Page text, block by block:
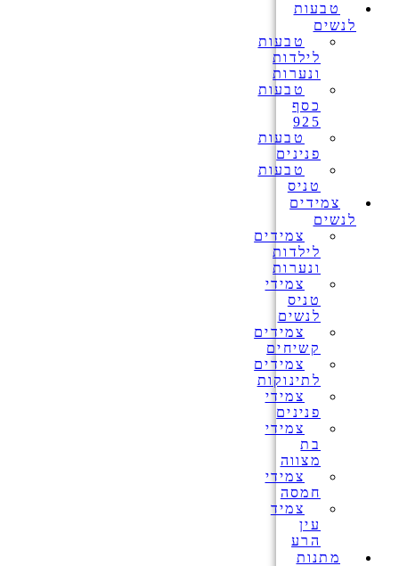
טבעות
לנשים
טבעות
לילדות
ונערות
טבעות
כסף
925
טבעות
פנינים
טבעות
טניס
צמידים
לנשים
צמידים
לילדות
ונערות
צמידי
טניס
לנשים
צמידים
קשיחים
צמידים
לתינוקות
צמידי
פנינים
צמידי
בת
מצווה
צמידי
חמסה
צמיד
עין
הרע
מתנות